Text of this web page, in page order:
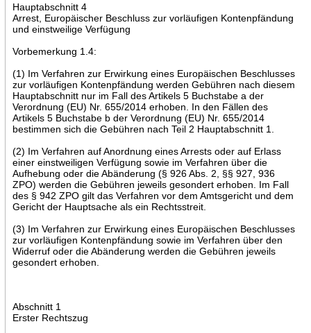
Hauptabschnitt 4
Arrest, Europäischer Beschluss zur vorläufigen Kontenpfändung
und einstweilige Verfügung
Vorbemerkung 1.4:
(1) Im Verfahren zur Erwirkung eines Europäischen Beschlusses
zur vorläufigen Kontenpfändung werden Gebühren nach diesem
Hauptabschnitt nur im Fall des Artikels 5 Buchstabe a der
Verordnung (EU) Nr. 655/2014 erhoben. In den Fällen des
Artikels 5 Buchstabe b der Verordnung (EU) Nr. 655/2014
bestimmen sich die Gebühren nach Teil 2 Hauptabschnitt 1.
(2) Im Verfahren auf Anordnung eines Arrests oder auf Erlass
einer einstweiligen Verfügung sowie im Verfahren über die
Aufhebung oder die Abänderung (§ 926 Abs. 2, §§ 927, 936
ZPO) werden die Gebühren jeweils gesondert erhoben. Im Fall
des § 942 ZPO gilt das Verfahren vor dem Amtsgericht und dem
Gericht der Hauptsache als ein Rechtsstreit.
(3) Im Verfahren zur Erwirkung eines Europäischen Beschlusses
zur vorläufigen Kontenpfändung sowie im Verfahren über den
Widerruf oder die Abänderung werden die Gebühren jeweils
gesondert erhoben.
Abschnitt 1
Erster Rechtszug